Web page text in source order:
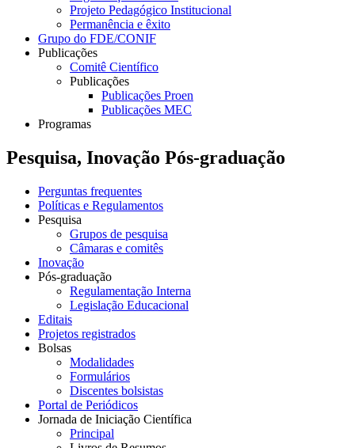
Projeto Pedagógico Institucional
Permanência e êxito
Grupo do FDE/CONIF
Publicações
Comitê Científico
Publicações
Publicações Proen
Publicações MEC
Programas
Pesquisa, Inovação Pós-graduação
Perguntas frequentes
Políticas e Regulamentos
Pesquisa
Grupos de pesquisa
Câmaras e comitês
Inovação
Pós-graduação
Regulamentação Interna
Legislação Educacional
Editais
Projetos registrados
Bolsas
Modalidades
Formulários
Discentes bolsistas
Portal de Periódicos
Jornada de Iniciação Científica
Principal